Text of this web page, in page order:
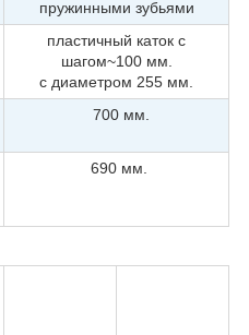
пружинными зубьями
пластичный каток с
шагом~100 мм.
с диаметром 255 мм.
700 мм.
690 мм.